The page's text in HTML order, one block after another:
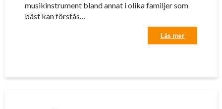
musikinstrument bland annat i olika familjer som
bäst kan förstås…
Läs mer